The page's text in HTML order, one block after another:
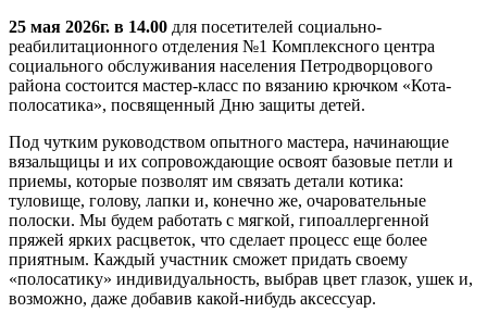
25 мая 2026г. в 14.00 для посетителей социально-
реабилитационного отделения №1 Комплексного центра
социального обслуживания населения Петродворцового
района состоится мастер-класс по вязанию крючком «Кота-
полосатика», посвященный Дню защиты детей.
Под чутким руководством опытного мастера, начинающие
вязальщицы и их сопровождающие освоят базовые петли и
приемы, которые позволят им связать детали котика:
туловище, голову, лапки и, конечно же, очаровательные
полоски. Мы будем работать с мягкой, гипоаллергенной
пряжей ярких расцветок, что сделает процесс еще более
приятным. Каждый участник сможет придать своему
«полосатику» индивидуальность, выбрав цвет глазок, ушек и,
возможно, даже добавив какой-нибудь аксессуар.